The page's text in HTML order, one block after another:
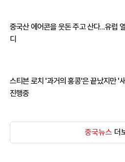
중국산 에어콘을 웃돈 주고 산다...유럽
디
스티븐 로치 '과거의 홍콩'은 끝났지만 '
진행중
중국뉴스 더